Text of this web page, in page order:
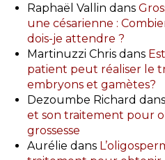
Raphaël Vallin dans
une césarienne :
dois-je attendre ?
Martinuzzi Chris dans
patient peut réaliser le
embryons et gamètes?
Dezoumbe Richard dans
et son traitement pour
grossesse
Aurélie dans